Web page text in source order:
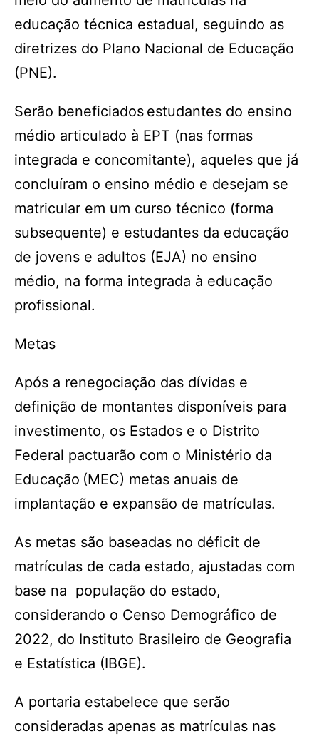
educação técnica estadual, seguindo as
diretrizes do Plano Nacional de Educação
(PNE).
Serão beneficiados estudantes do ensino
médio articulado à EPT (nas formas
integrada e concomitante), aqueles que já
concluíram o ensino médio e desejam se
matricular em um curso técnico (forma
subsequente) e estudantes da educação
de jovens e adultos (EJA) no ensino
médio, na forma integrada à educação
profissional.
Metas
Após a renegociação das dívidas e
definição de montantes disponíveis para
investimento, os Estados e o Distrito
Federal pactuarão com o Ministério da
Educação (MEC) metas anuais de
implantação e expansão de matrículas.
As metas são baseadas no déficit de
matrículas de cada estado, ajustadas com
base na população do estado,
considerando o Censo Demográfico de
2022, do Instituto Brasileiro de Geografia
e Estatística (IBGE).
A portaria estabelece que serão
consideradas apenas as matrículas nas